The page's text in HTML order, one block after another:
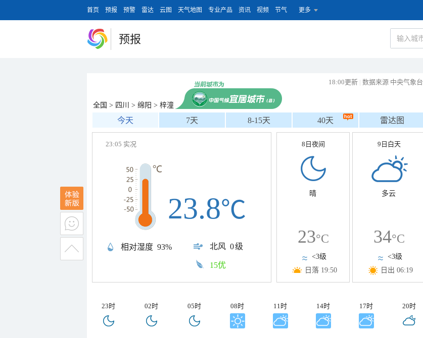
首页 预报 预警 雷达 云图 天气地图 专业产品 资讯 视频 节气 更多
预报
18:00更新 | 数据来源 中央气象台
全国 > 四川 > 绵阳 > 梓潼
今天 7天 8-15天 40天 雷达图
23:05 实况
相对湿度 93% 北风 0级
23.8℃
15优
8日夜间
晴
23°C
<3级
日落 19:50
9日白天
多云
34°C
<3级
日出 06:19
23时 02时 05时 08时 11时 14时 17时 20时